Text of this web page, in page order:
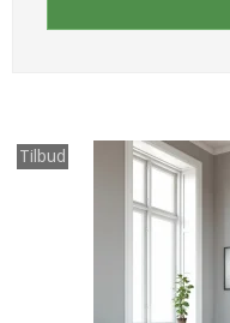
Tilbud